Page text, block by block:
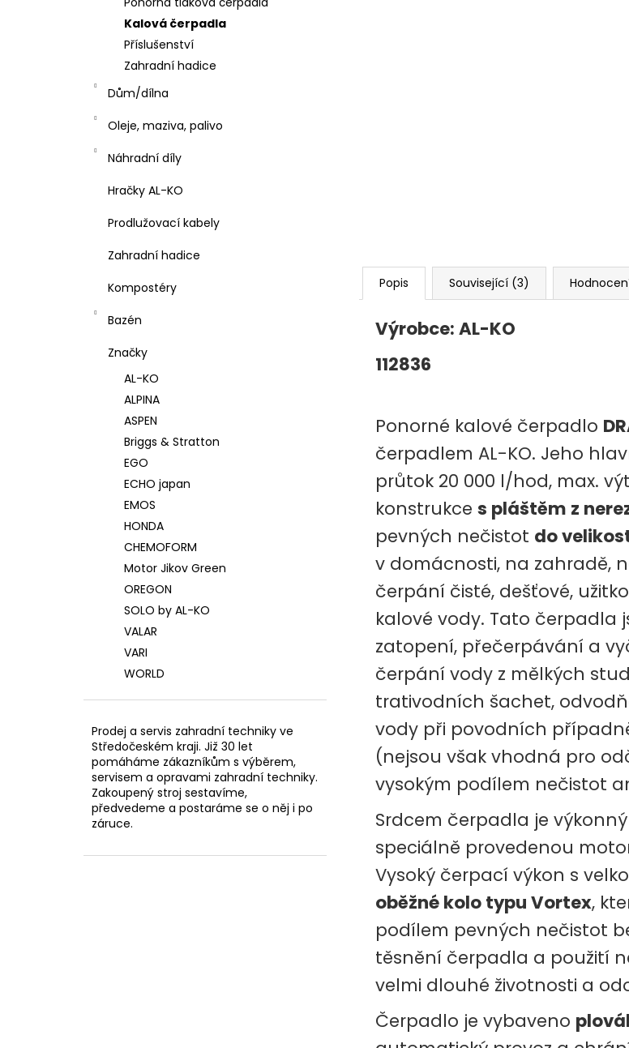
Kalová čerpadla
Příslušenství
Zahradní hadice
Dům/dílna
Oleje, maziva, palivo
Náhradní díly
Hračky AL-KO
Prodlužovací kabely
Zahradní hadice
Kompostéry
Bazén
Značky
AL-KO
ALPINA
ASPEN
Briggs & Stratton
EGO
ECHO japan
EMOS
HONDA
CHEMOFORM
Motor Jikov Green
OREGON
SOLO by AL-KO
VALAR
VARI
WORLD
Prodej a servis zahradní techniky ve
Středočeském kraji. Již 30 let
pomáháme zákazníkům s výběrem,
servisem a opravami zahradní techniky.
Zakoupený stroj sestavíme,
předvedeme a postaráme se o něj i po
záruce.
Popis Související (3)
Výrobce: AL-KO
112836
Ponorné kalové čerpadlo
čerpadlem AL-KO. Jeho
průtok 20 000 l/hod, max.
konstrukce s pláštěm z
pevných nečistot do
v domácnosti, na zahradě,
čerpání čisté, dešťové,
kalové vody. Tato
zatopení, přečerpávání a
čerpání vody z mělkých
trativodních šachet,
vody při povodních
(nejsou však vhodná pro
vysokým podílem nečistot
Srdcem čerpadla je výkonný
speciálně provedenou
Vysoký čerpací výkon s
oběžné kolo typu Vortex,
podílem pevných nečistot
těsnění čerpadla a použití
velmi dlouhé životnosti a
Čerpadlo je vybaveno